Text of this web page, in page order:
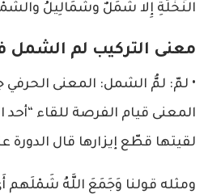
النَّخْلَةِ إِلا شَمَلٌ وشَمَالِيلُ
معنى التركيب لم الشمل
• لمّ: لمُّ الشمل: المعنى
المعنى قيام الفرصة للقاء
لقيتها قطّع إيزارها قال
ومثله قولنا وَجَمَعَ اللَّهُ